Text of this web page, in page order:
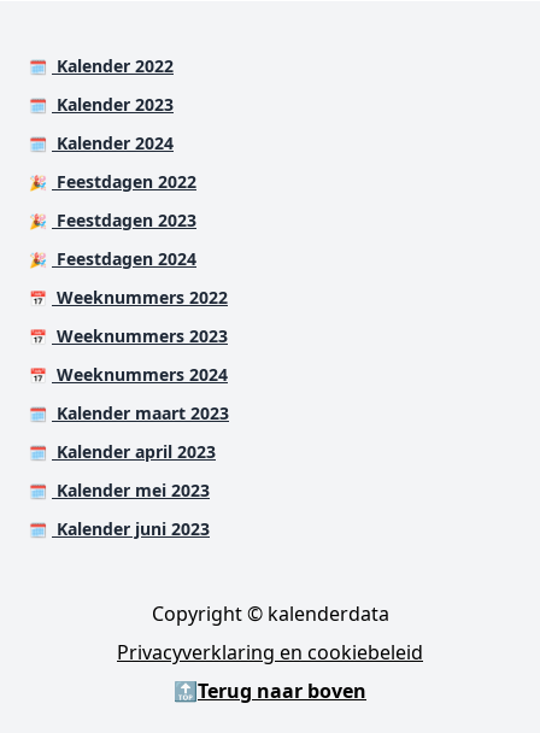
🗓️ Kalender 2022
🗓️ Kalender 2023
🗓️ Kalender 2024
🎉 Feestdagen 2022
🎉 Feestdagen 2023
🎉 Feestdagen 2024
📅 Weeknummers 2022
📅 Weeknummers 2023
📅 Weeknummers 2024
🗓️ Kalender maart 2023
🗓️ Kalender april 2023
🗓️ Kalender mei 2023
🗓️ Kalender juni 2023
Copyright © kalenderdata
Privacyverklaring en cookiebeleid
🔝Terug naar boven